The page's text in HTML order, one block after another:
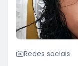
Redes sociais